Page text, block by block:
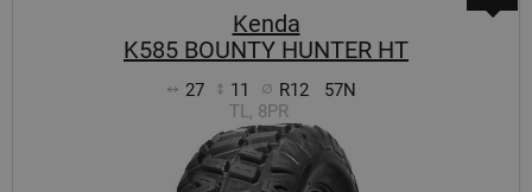
Kenda
K585 BOUNTY HUNTER HT
27 11 R12
57N
TL, 8PR